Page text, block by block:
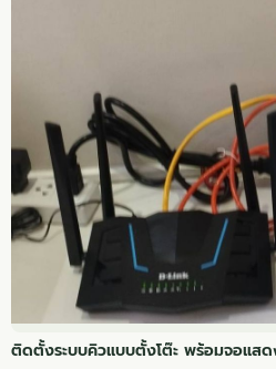
ติดตั้งระบบคิวแบบตั้งโต๊ะ พร้อมจอแสด